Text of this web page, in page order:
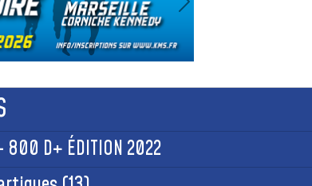
Suivant
800 D+ ÉDITION 2022